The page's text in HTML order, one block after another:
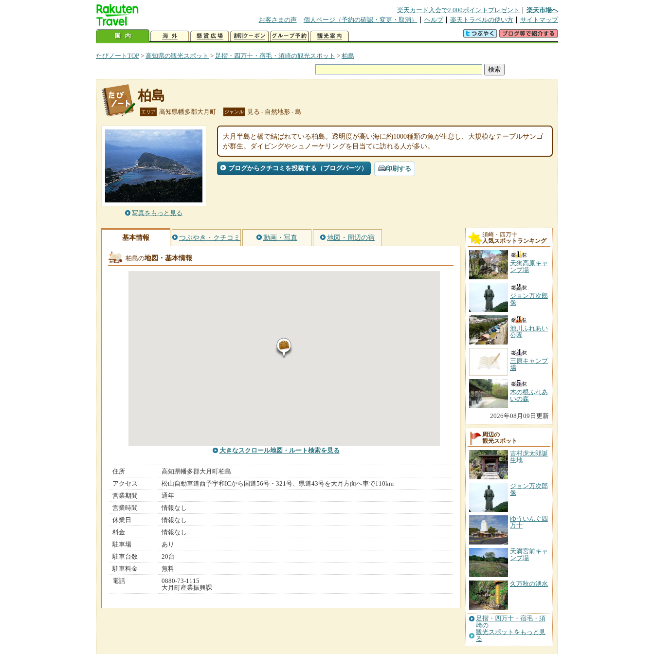
楽天カード入会で2,000ポイントプレゼント
楽天市場へ
お客さまの声
個人ページ（予約の確認・変更・取消） ヘルプ 楽天トラベルの使い方 サイトマップ
たびノートTOP > 高知県の観光スポット > 足摺・四万十・宿毛・須崎の観光スポット > 柏島
柏島
エリア 高知県幡多郡大月町 ジャンル 見る - 自然地形 - 島
写真をもっと見る
大月半島と橋で結ばれている柏島。透明度が高い海に約1000種類の魚が生息し、大規模なテーブルサンゴ
が群生。ダイビングやシュノーケリングを目当てに訪れる人が多い。
ブログからクチコミを投稿する（ブログパーツ） 印刷する
基本情報 つぶやき・クチコミ 動画・写真 地図・周辺の宿
柏島の地図・基本情報
大きなスクロール地図 ・ルート検索を見る
住所
高知県幡多郡大月町柏島
アクセス
松山自動車道西予宇和ICから国道56号・321号、県道43号を大月方面へ車で110km
営業期間
通年
営業時間
情報なし
休業日
情報なし
料金
情報なし
駐車場
あり
駐車台数
20台
駐車料金
無料
電話
0880-73-1115
大月町産業振興課
須崎・四万十
人気スポットランキング
天狗高原キャ
ンプ場
ジョン万次郎
像
池川ふれあい
公園
三原キャンプ
場
木の根ふれあ
いの森
2026年08月09日更新
周辺の
観光スポット
吉村虎太郎誕
生地
ジョン万次郎
像
ゆういんぐ四
万十
天満宮前キャ
ンプ場
久万秋の湧水
足摺・四万十・宿毛・須
崎の
観光スポットをもっと見
る